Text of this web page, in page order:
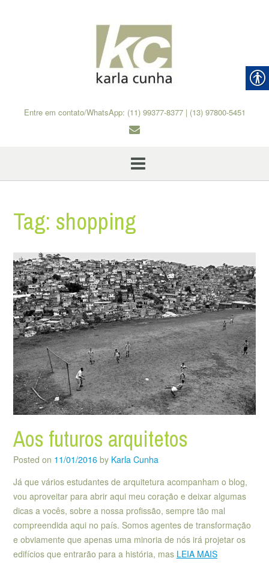
Entre em contato/WhatsApp: (11) 99377-8377 | (13) 97800-5451
Tag: shopping
Aos futuros arquitetos
Posted on 11/01/2016 by Karla Cunha
Já que vários estudantes de arquitetura acompanham o blog,
vou aproveitar para abrir aqui meu coração e deixar algumas
dicas a vocês, sobre a nossa profissão, sempre tão mal
compreendida aqui no país. Somos agentes de transformação
e obviamente que apenas uma minoria de nós irá projetar os
edifícios que entrarão para a história, mas LEIA MAIS